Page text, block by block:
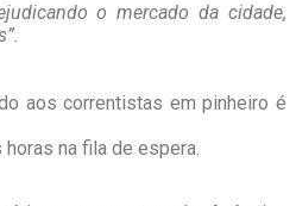
o mercado da cidade,
aos correntistas em pinheiro é
na fila de espera.